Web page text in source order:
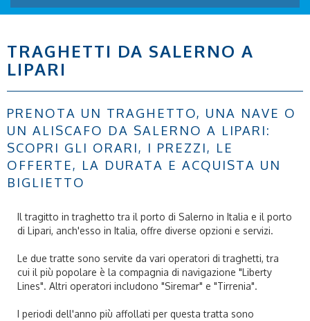
TRAGHETTI DA SALERNO A
LIPARI
PRENOTA UN TRAGHETTO, UNA NAVE O
UN ALISCAFO DA SALERNO A LIPARI:
SCOPRI GLI ORARI, I PREZZI, LE
OFFERTE, LA DURATA E ACQUISTA UN
BIGLIETTO
Il tragitto in traghetto tra il porto di Salerno in Italia e il porto
di Lipari, anch'esso in Italia, offre diverse opzioni e servizi.
Le due tratte sono servite da vari operatori di traghetti, tra
cui il più popolare è la compagnia di navigazione "Liberty
Lines". Altri operatori includono "Siremar" e "Tirrenia".
I periodi dell'anno più affollati per questa tratta sono